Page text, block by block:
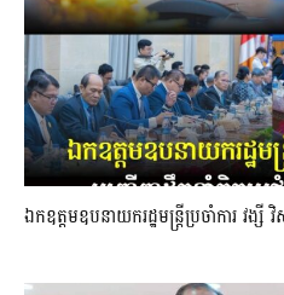
ឯកឧត្តមឧបនាយករដ្ឋមន្រ្តីប្រចាំការ វង្